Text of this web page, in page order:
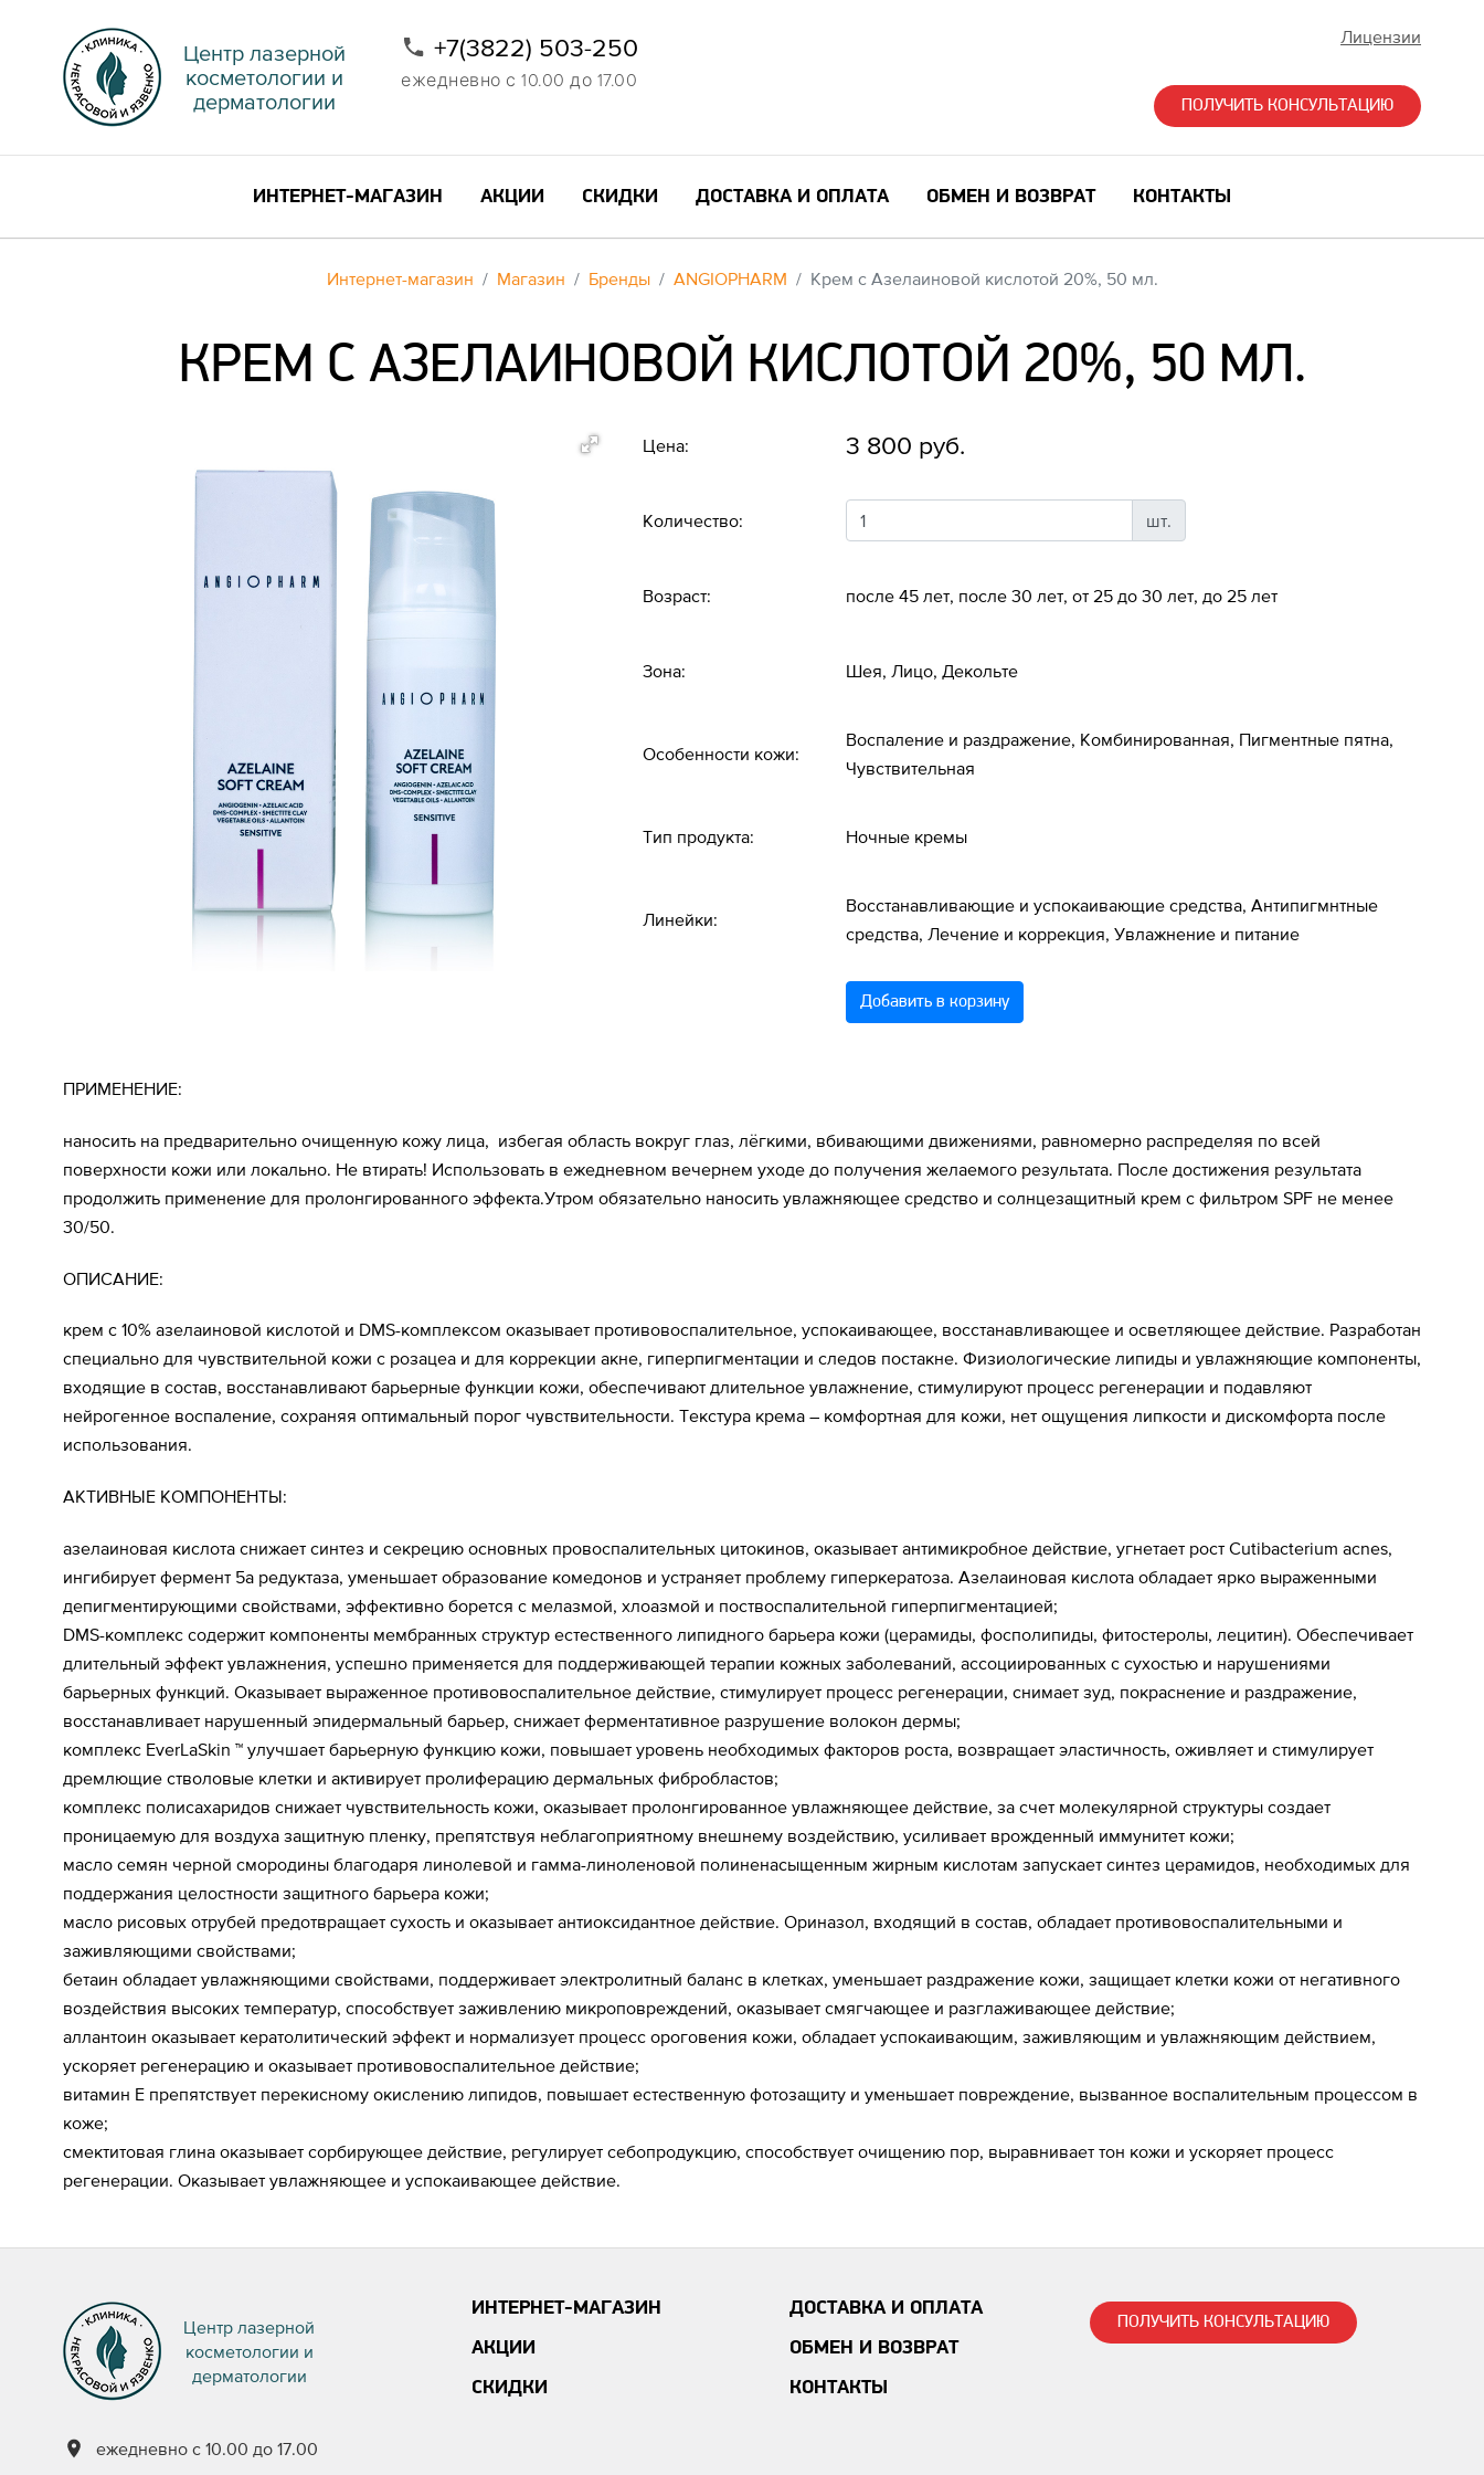
Центр лазерной
косметологии и
дерматологии
+7(3822) 503-250
ежедневно с 10.00 до 17.00
Лицензии
ПОЛУЧИТЬ КОНСУЛЬТАЦИЮ
ИНТЕРНЕТ-МАГАЗИН АКЦИИ СКИДКИ ДОСТАВКА И ОПЛАТА ОБМЕН И ВОЗВРАТ КОНТАКТЫ
Интернет-магазин Магазин Бренды ANGIOPHARM Крем с Азелаиновой кислотой 20%, 50 мл.
КРЕМ С АЗЕЛАИНОВОЙ КИСЛОТОЙ 20%, 50 МЛ.
Цена: 3 800 руб.
Количество: шт.
Возраст: после 45 лет, после 30 лет, от 25 до 30 лет, до 25 лет
Зона: Шея, Лицо, Декольте
Особенности кожи:
Воспаление и раздражение, Комбинированная, Пигментные пятна,
Чувствительная
Тип продукта: Ночные кремы
Линейки:
Восстанавливающие и успокаивающие средства, Антипигмнтные
средства, Лечение и коррекция, Увлажнение и питание
Добавить в корзину
ПРИМЕНЕНИЕ:
наносить на предварительно очищенную кожу лица, избегая область вокруг глаз, лёгкими, вбивающими движениями, равномерно распределяя по всей
поверхности кожи или локально. Не втирать! Использовать в ежедневном вечернем уходе до получения желаемого результата. После достижения результата
продолжить применение для пролонгированного эффекта.Утром обязательно наносить увлажняющее средство и солнцезащитный крем с фильтром SPF не менее
30/50.
ОПИСАНИЕ:
крем с 10% азелаиновой кислотой и DMS-комплексом оказывает противовоспалительное, успокаивающее, восстанавливающее и осветляющее действие. Разработан
специально для чувствительной кожи с розацеа и для коррекции акне, гиперпигментации и следов постакне. Физиологические липиды и увлажняющие компоненты,
входящие в состав, восстанавливают барьерные функции кожи, обеспечивают длительное увлажнение, стимулируют процесс регенерации и подавляют
нейрогенное воспаление, сохраняя оптимальный порог чувствительности. Текстура крема – комфортная для кожи, нет ощущения липкости и дискомфорта после
использования.
АКТИВНЫЕ КОМПОНЕНТЫ:
азелаиновая кислота снижает синтез и секрецию основных провоспалительных цитокинов, оказывает антимикробное действие, угнетает рост Cutibacterium acnes,
ингибирует фермент 5а редуктаза, уменьшает образование комедонов и устраняет проблему гиперкератоза. Азелаиновая кислота обладает ярко выраженными
депигментирующими свойствами, эффективно борется с мелазмой, хлоазмой и поствоспалительной гиперпигментацией;
DMS-комплекс содержит компоненты мембранных структур естественного липидного барьера кожи (церамиды, фосполипиды, фитостеролы, лецитин). Обеспечивает
длительный эффект увлажнения, успешно применяется для поддерживающей терапии кожных заболеваний, ассоциированных с сухостью и нарушениями
барьерных функций. Оказывает выраженное противовоспалительное действие, стимулирует процесс регенерации, снимает зуд, покраснение и раздражение,
восстанавливает нарушенный эпидермальный барьер, снижает ферментативное разрушение волокон дермы;
комплекс EverLaSkin ™ улучшает барьерную функцию кожи, повышает уровень необходимых факторов роста, возвращает эластичность, оживляет и стимулирует
дремлющие стволовые клетки и активирует пролиферацию дермальных фибробластов;
комплекс полисахаридов снижает чувствительность кожи, оказывает пролонгированное увлажняющее действие, за счет молекулярной структуры создает
проницаемую для воздуха защитную пленку, препятствуя неблагоприятному внешнему воздействию, усиливает врожденный иммунитет кожи;
масло семян черной смородины благодаря линолевой и гамма-линоленовой полиненасыщенным жирным кислотам запускает синтез церамидов, необходимых для
поддержания целостности защитного барьера кожи;
масло рисовых отрубей предотвращает сухость и оказывает антиоксидантное действие. Ориназол, входящий в состав, обладает противовоспалительными и
заживляющими свойствами;
бетаин обладает увлажняющими свойствами, поддерживает электролитный баланс в клетках, уменьшает раздражение кожи, защищает клетки кожи от негативного
воздействия высоких температур, способствует заживлению микроповреждений, оказывает смягчающее и разглаживающее действие;
аллантоин оказывает кератолитический эффект и нормализует процесс ороговения кожи, обладает успокаивающим, заживляющим и увлажняющим действием,
ускоряет регенерацию и оказывает противовоспалительное действие;
витамин Е препятствует перекисному окислению липидов, повышает естественную фотозащиту и уменьшает повреждение, вызванное воспалительным процессом в
коже;
смектитовая глина оказывает сорбирующее действие, регулирует себопродукцию, способствует очищению пор, выравнивает тон кожи и ускоряет процесс
регенерации. Оказывает увлажняющее и успокаивающее действие.
Центр лазерной
косметологии и
дерматологии
ежедневно с 10.00 до 17.00
ИНТЕРНЕТ-МАГАЗИН
АКЦИИ
СКИДКИ
ДОСТАВКА И ОПЛАТА
ОБМЕН И ВОЗВРАТ
КОНТАКТЫ
ПОЛУЧИТЬ КОНСУЛЬТАЦИЮ